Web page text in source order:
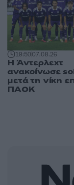
19:5007.08.26
Η Άντερλεχτ
ανακοίνωσε
μετά τη νίκη
ΠΑΟΚ